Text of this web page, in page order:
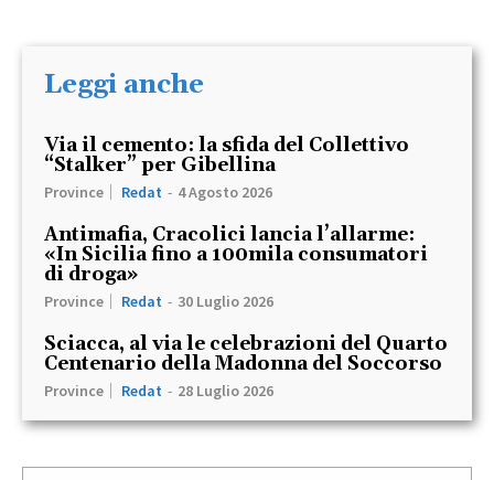
Leggi anche
Via il cemento: la sfida del Collettivo
“Stalker” per Gibellina
Province Redat - 4 Agosto 2026
Antimafia, Cracolici lancia l’allarme:
«In Sicilia fino a 100mila consumatori
di droga»
Province Redat - 30 Luglio 2026
Sciacca, al via le celebrazioni del Quarto
Centenario della Madonna del Soccorso
Province Redat - 28 Luglio 2026